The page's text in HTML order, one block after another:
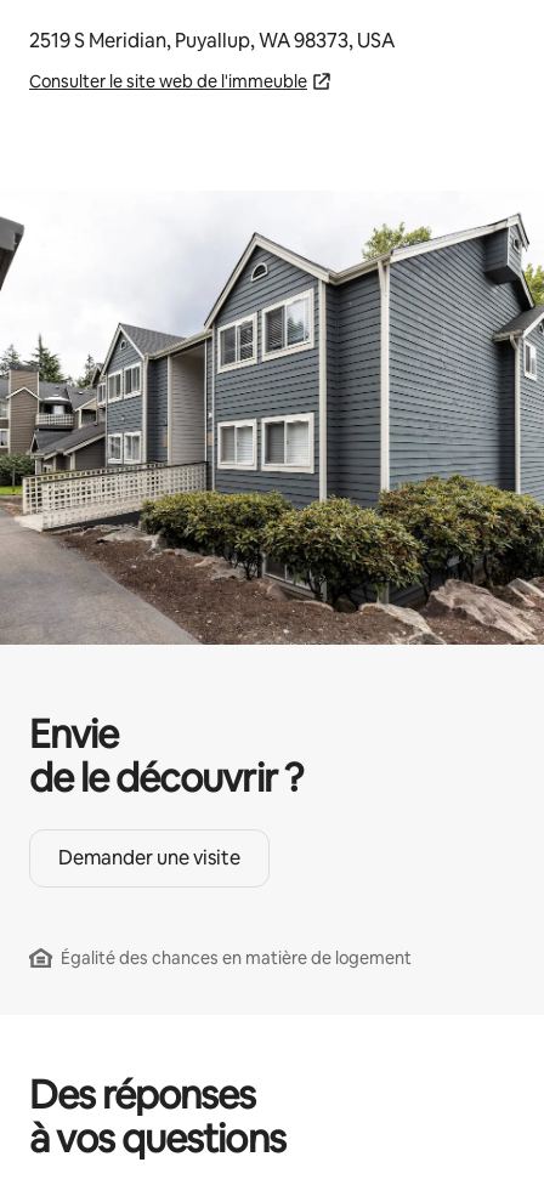
2519 S Meridian, Puyallup, WA 98373, USA
Consulter le site web de l'immeuble
Envie
de le découvrir ?
Demander une visite
Égalité des chances en matière de logement
Des réponses
à vos questions